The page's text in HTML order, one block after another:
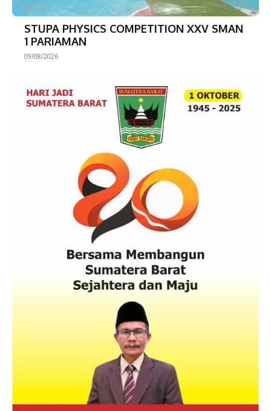
STUPA PHYSICS COMPETITION XXV SMAN
1 PARIAMAN
09/08/2026